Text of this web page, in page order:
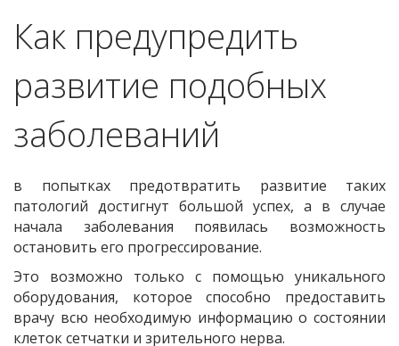
Как предупредить
развитие подобных
заболеваний
в попытках предотвратить развитие таких
патологий достигнут большой успех, а в случае
начала заболевания появилась возможность
остановить его прогрессирование.
Это возможно только с помощью уникального
оборудования, которое способно предоставить
врачу всю необходимую информацию о состоянии
клеток сетчатки и зрительного нерва.